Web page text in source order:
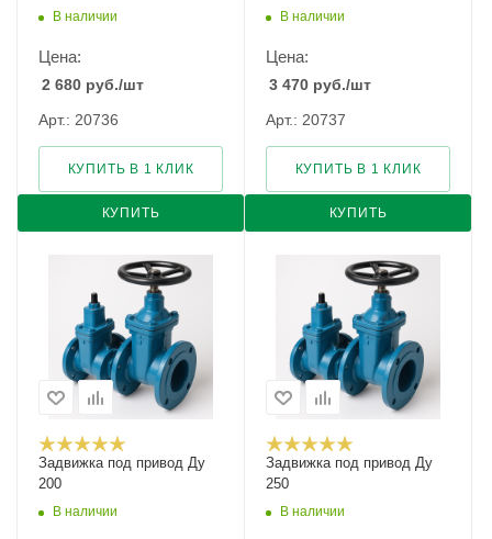
В наличии
Цена:
2 680 руб./шт
Арт.: 20736
КУПИТЬ
КУПИТЬ В 1 КЛИК
В наличии
Цена:
3 470 руб./шт
Арт.: 20737
КУПИТЬ
КУПИТЬ В 1 КЛИК
Задвижка под привод Ду
200
В наличии
Задвижка под привод Ду
250
В наличии